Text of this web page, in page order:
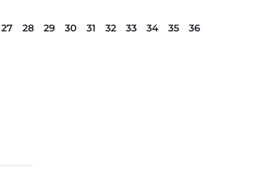
27 28 29 30 31 32 33 34 35
36